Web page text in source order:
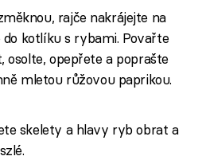
rajče nakrájejte na
kotlíku s rybami. Povařte
osolte, opepřete a poprašte
mletou růžovou paprikou.
skelety a hlavy ryb obrat a